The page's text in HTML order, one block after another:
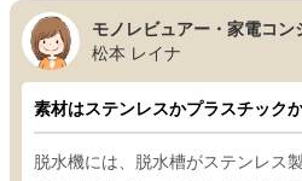
モノレビュアー・家電コン
松本 レイナ
素材はステンレスかプラスチック
脱水機には、脱水槽がステンレス